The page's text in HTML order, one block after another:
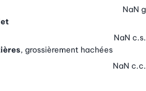
NaN g
, grossièrement hachées
NaN c.s.
NaN c.c.